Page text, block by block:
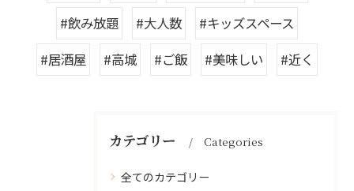
#飲み放題
#大人数
#キッズスペース
#居酒屋
#高城 #ご飯 #美味しい #近く
カテゴリー Categories
全てのカテゴリー